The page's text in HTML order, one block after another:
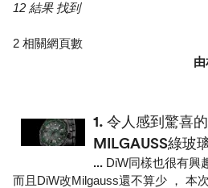
12 結果 找到
2 相關網頁數
1. 令人感到驚喜
MILGAUSS綠玻
... DiW同樣也很有興
而且DiW改Milgauss還不算少 ， 本